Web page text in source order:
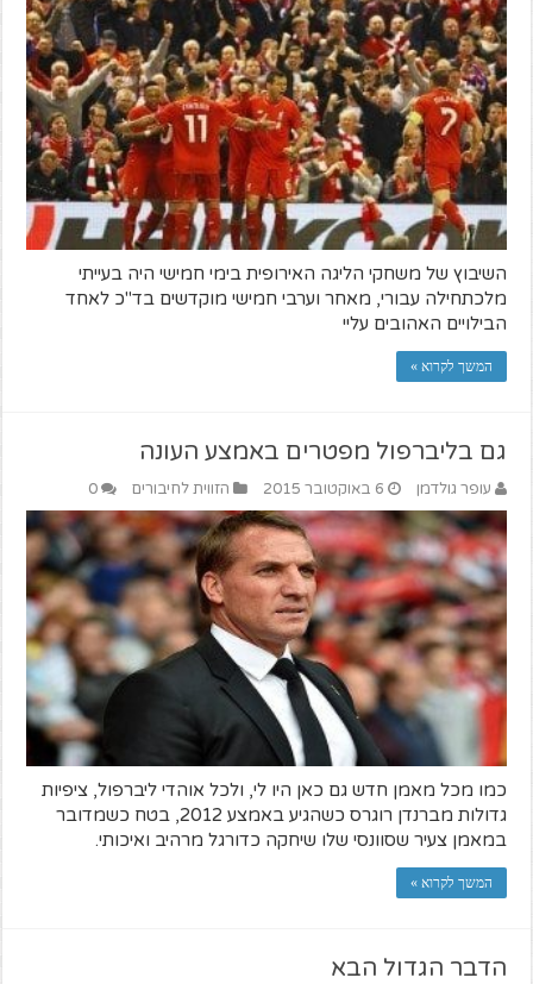
השיבוץ של משחקי הליגה האירופית בימי חמישי היה בעייתי
מלכתחילה עבורי, מאחר וערבי חמישי מוקדשים בד"כ לאחד
הבילויים האהובים עליי
המשך לקרוא »
גם בליברפול מפטרים באמצע העונה
עופר גולדמן 6 באוקטובר 2015 הזווית לחיבורים 0
כמו מכל מאמן חדש גם כאן היו לי, ולכל אוהדי ליברפול, ציפיות
גדולות מברנדן רוגרס כשהגיע באמצע 2012, בטח כשמדובר
במאמן צעיר שסוונסי שלו שיחקה כדורגל מרהיב ואיכותי.
המשך לקרוא »
הדבר הגדול הבא